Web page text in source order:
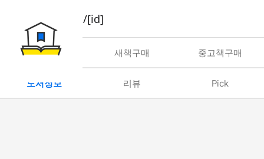
book/rent/[id]
대여 새책구매 중고책구매
도서정보 리뷰 Pick